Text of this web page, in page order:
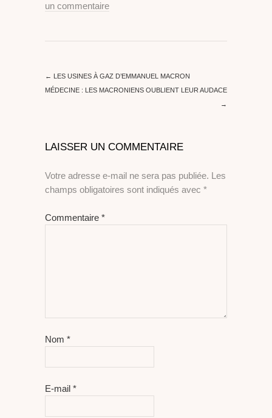
un commentaire
←
LES USINES À GAZ D’EMMANUEL MACRON
MÉDECINE : LES MACRONIENS OUBLIENT LEUR AUDACE
→
LAISSER UN COMMENTAIRE
Votre adresse e-mail ne sera pas publiée. Les
champs obligatoires sont indiqués avec *
Commentaire *
Nom *
E-mail *